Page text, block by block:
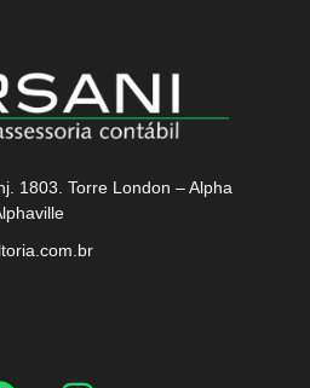
1803. Torre London – Alpha